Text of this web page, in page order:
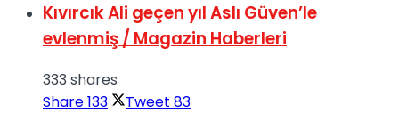
Kıvırcık Ali geçen yıl Aslı Güven’le
evlenmiş / Magazin Haberleri
333 shares
Share133 Tweet 83